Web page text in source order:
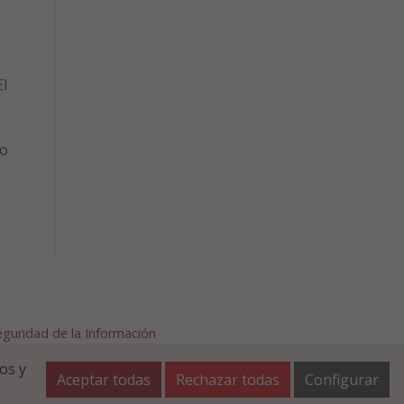
de la Información
y
Aceptar todas Rechazar todas Configurar